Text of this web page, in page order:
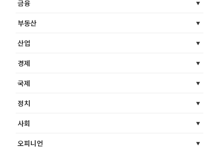
금융
부동산
산업
경제
국제
정치
사회
오피니언